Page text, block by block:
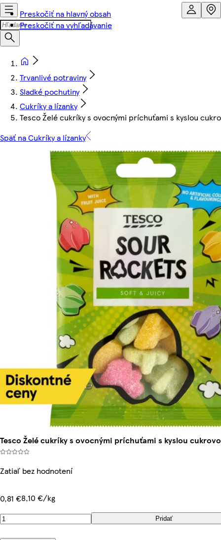
Preskočiť na hlavný obsah
Preskočiť na vyhľadávanie
Trvanlivé potraviny
Sladké pochutiny
Cukríky a lízanky
Tesco Želé cukríky s ovocnými príchuťami s kyslou
Späť na Cukríky a lízanky
Tesco Želé cukríky s ovocnými príchuťami s kyslou
Zatiaľ bez hodnotení
0,81 €8,10 €/kg
Pridať